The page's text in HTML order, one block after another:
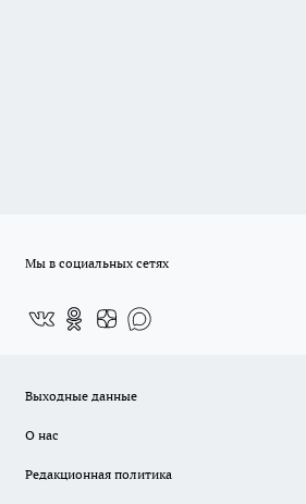
Мы в социальных сетях
Выходные данные
О нас
Редакционная политика